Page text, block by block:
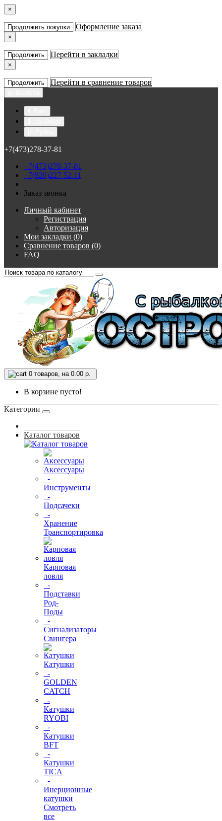
×
Продолжить покупки Оформление заказа
×
Продолжить Перейти в закладки
×
Продолжить Перейти в сравнение товаров
+7(473)278-37-81
+7(473)278-37-81
+7(920)227-52-11
Заказ звонка
Личный кабинет
Регистрация
Авторизация
Мои закладки (0)
Сравнение товаров (0)
FAQ
0 товаров, на 0.00 р.
В корзине пусто!
Категории
Каталог товаров
Аксессуары
-
Инструменты
-
Подсачеки
-
Хранение
Транспортировка
Карповая
ловля
-
Подставки
Род-
Поды
-
Сигнализаторы
Свингера
Катушки
-
GOLDEN
CATCH
-
Катушки
RYOBI
-
Катушки
BFT
-
Катушки
TICA
-
Инерционные
катушки
Смотреть
все